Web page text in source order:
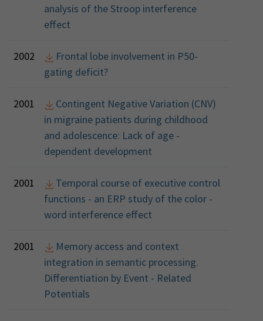
analysis of the Stroop interference
effect
2002
Frontal lobe involvement in P50-
gating deficit?
2001
Contingent Negative Variation (CNV)
in migraine patients during childhood
and adolescence: Lack of age -
dependent development
2001
Temporal course of executive control
functions - an ERP study of the color -
word interference effect
2001
Memory access and context
integration in semantic processing.
Differentiation by Event - Related
Potentials